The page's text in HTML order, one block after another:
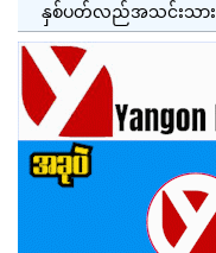
နှစ်ပတ်လည်အသင်းသား